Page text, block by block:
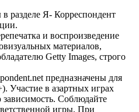
разделе Я- Корреспондент
и воспроизведение
материалов,
Getty Images, строго
предназначены для
Участие в азартных играх
Соблюдайте
игры. При